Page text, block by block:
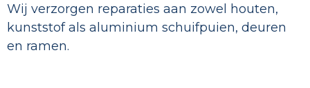
Wij verzorgen reparaties aan zowel houten,
kunststof als aluminium schuifpuien, deuren
en ramen.